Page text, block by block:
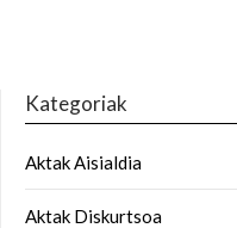
Kategoriak
Aktak Aisialdia
Aktak Diskurtsoa